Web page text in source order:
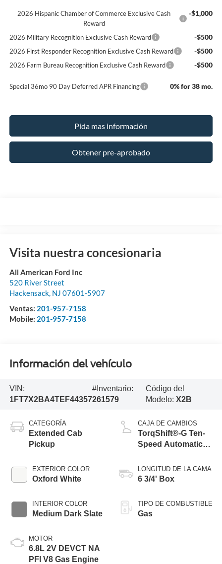
2026 Hispanic Chamber of Commerce Exclusive Cash
Reward
-$1,000
2026 Military Recognition Exclusive Cash Reward -$500
2026 First Responder Recognition Exclusive Cash Reward -$500
2026 Farm Bureau Recognition Exclusive Cash Reward -$500
Special 36mo 90 Day Deferred APR Financing 0% for 38 mo.
Pida mas información
Obtener pre-aprobado
Visita nuestra concesionaria
All American Ford Inc
520 River Street
Hackensack, NJ 07601-5907
Ventas: 201-957-7158
Mobile: 201-957-7158
Información del vehículo
VIN:
1FT7X2BA4TEF44357
#Inventario:
261579
Código del
Modelo:X2B
CATEGORÍA
Extended Cab
Pickup
EXTERIOR COLOR
Oxford White
INTERIOR COLOR
Medium Dark Slate
MOTOR
6.8L 2V DEVCT NA
PFI V8 Gas Engine
CAJA DE CAMBIOS
TorqShift®-G Ten-
Speed Automatic
Selectable Drive
Modes
LONGITUD DE LA CAMA
6 3/4' Box
TIPO DE COMBUSTIBLE
Gas